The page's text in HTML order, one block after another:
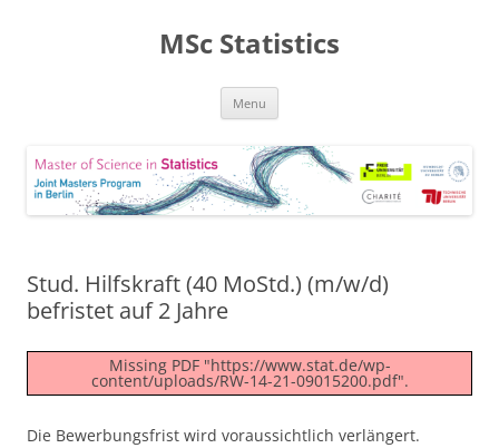
MSc Statistics
Menu
Stud. Hilfskraft (40 MoStd.) (m/w/d)
befristet auf 2 Jahre
Missing PDF "https://www.stat.de/wp-
content/uploads/RW-14-21-09015200.pdf".
Die Bewerbungsfrist wird voraussichtlich verlängert.